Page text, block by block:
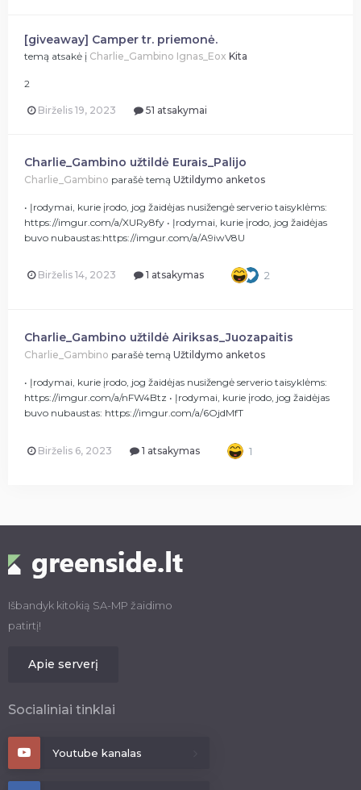
[giveaway] Camper tr. priemonė.
temą atsakė į Charlie_Gambino Ignas_Eox Kita
2
Birželis 19, 2023 51 atsakymai
Charlie_Gambino užtildė Eurais_Palijo
Charlie_Gambino parašė temą Užtildymo anketos
• Įrodymai, kurie įrodo, jog žaidėjas nusižengė serverio taisyklėms:
https://imgur.com/a/XURy8fy • Įrodymai, kurie įrodo, jog žaidėjas
buvo nubaustas:https://imgur.com/a/A9iwV8U
Birželis 14, 2023 1 atsakymas 2
Charlie_Gambino užtildė Airiksas_Juozapaitis
Charlie_Gambino parašė temą Užtildymo anketos
• Įrodymai, kurie įrodo, jog žaidėjas nusižengė serverio taisyklėms:
https://imgur.com/a/nFW4Btz • Įrodymai, kurie įrodo, jog žaidėjas
buvo nubaustas: https://imgur.com/a/6OjdMfT
Birželis 6, 2023 1 atsakymas 1
Išbandyk kitokią SA-MP žaidimo
patirtį!
Apie serverį
Socialiniai tinklai
Youtube kanalas